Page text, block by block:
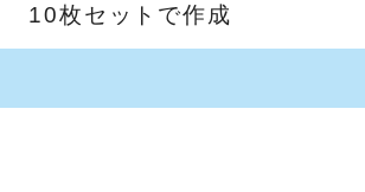
10枚セットで作成